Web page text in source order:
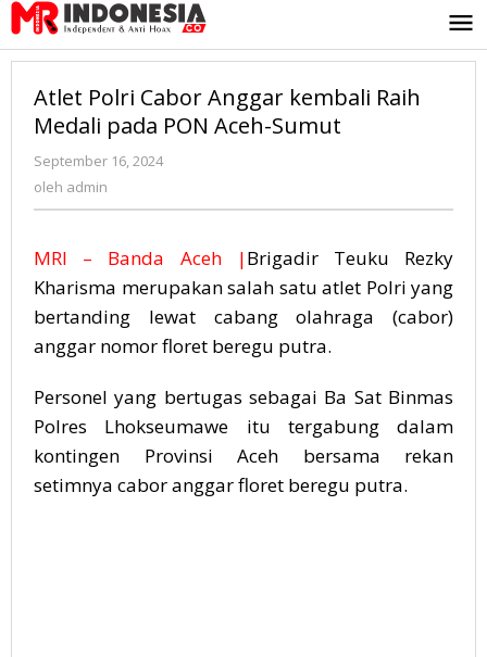
Lewati
ke
konten
Atlet Polri Cabor Anggar kembali Raih
Medali pada PON Aceh-Sumut
September 16, 2024
oleh admin
MRI – Banda Aceh |Brigadir Teuku Rezky
Kharisma merupakan salah satu atlet Polri yang
bertanding lewat cabang olahraga (cabor)
anggar nomor floret beregu putra.
Personel yang bertugas sebagai Ba Sat Binmas
Polres Lhokseumawe itu tergabung dalam
kontingen Provinsi Aceh bersama rekan
setimnya cabor anggar floret beregu putra.